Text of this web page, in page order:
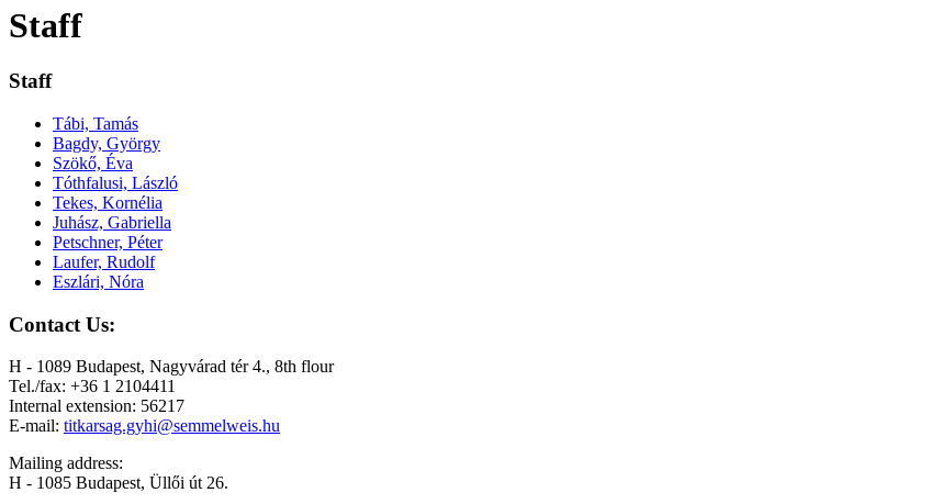
Staff
Staff
Tábi, Tamás
Bagdy, György
Szökő, Éva
Tóthfalusi, László
Tekes, Kornélia
Juhász, Gabriella
Petschner, Péter
Laufer, Rudolf
Eszlári, Nóra
Contact Us:
H - 1089 Budapest, Nagyvárad tér 4., 8th flour
Tel./fax: +36 1 2104411
Internal extension: 56217
E-mail: titkarsag.gyhi@semmelweis.hu
Mailing address:
H - 1085 Budapest, Üllői út 26.